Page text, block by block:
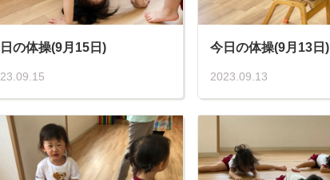
の体操(9月15日) 今日の体操(9月13日)
2023.09.13